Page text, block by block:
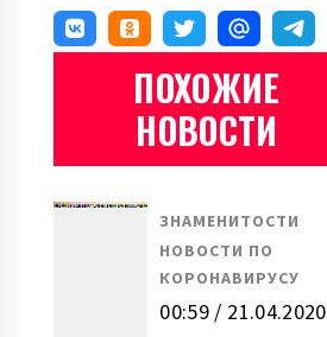
ПОХОЖИЕ
НОВОСТИ
ЗНАМЕНИТОСТИ
НОВОСТИ ПО
КОРОНАВИРУСУ
00:59 / 21.04.2020